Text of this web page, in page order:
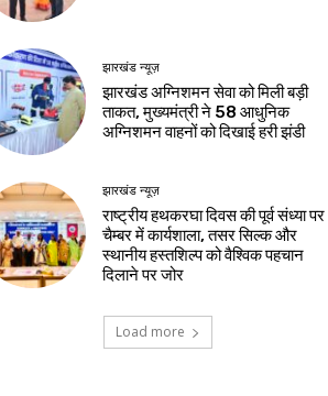
झारखंड न्यूज़
झारखंड अग्निशमन सेवा को मिली बड़ी
ताकत, मुख्यमंत्री ने 58 आधुनिक
अग्निशमन वाहनों को दिखाई हरी झंडी
झारखंड न्यूज़
राष्ट्रीय हथकरघा दिवस की पूर्व संध्या पर
चैम्बर में कार्यशाला, तसर सिल्क और
स्थानीय हस्तशिल्प को वैश्विक पहचान
दिलाने पर जोर
Load more